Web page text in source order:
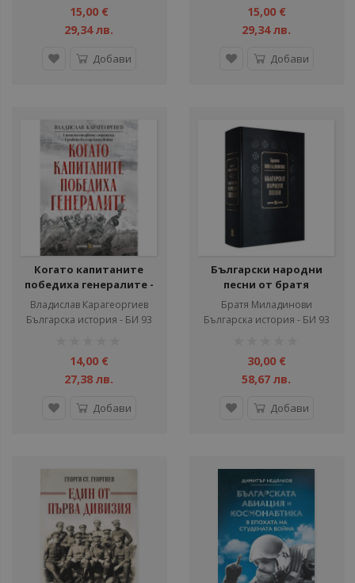
15,00 €
29,34 лв.
Добави
15,00 €
29,34 лв.
Добави
Когато капитаните
победиха генералите -
Спомени от двете
страни на Сръбско-
българската война
Владислав Карагеоргиев
Българска история - БИ 93
14,00 €
27,38 лв.
Добави
Български народни
песни от братя
Миладинови
Братя Миладинови
Българска история - БИ 93
30,00 €
58,67 лв.
Добави